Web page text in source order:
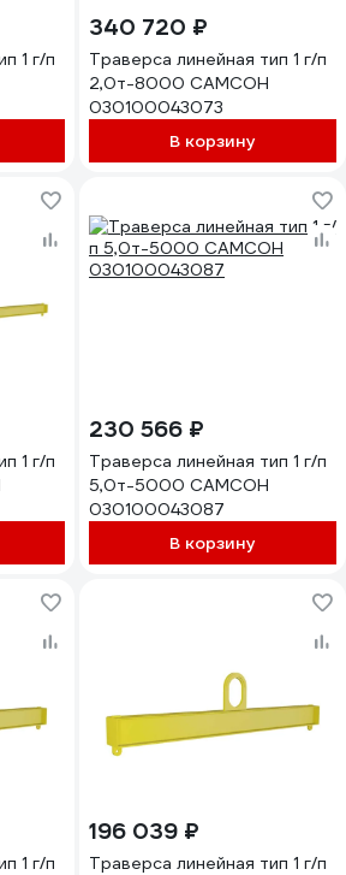
1 г/п
340 720 ₽
Траверса линейная тип 1 г/п
2,0т-8000 САМСОН
030100043073
В корзину
1 г/п
230 566 ₽
Траверса линейная тип 1 г/п
5,0т-5000 САМСОН
030100043087
В корзину
1 г/п
196 039 ₽
Траверса линейная тип 1 г/п